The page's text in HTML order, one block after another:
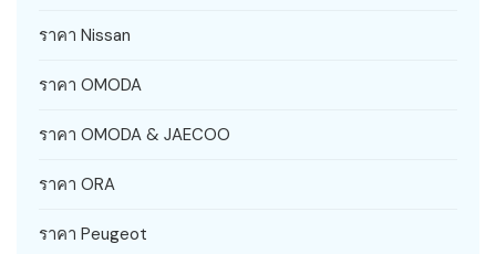
ราคา Nissan
ราคา OMODA
ราคา OMODA & JAECOO
ราคา ORA
ราคา Peugeot